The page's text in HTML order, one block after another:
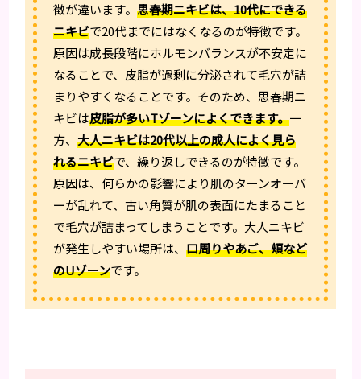
徴が違います。思春期ニキビは、10代にできる
ニキビで20代までにはなくなるのが特徴です。
原因は成長段階にホルモンバランスが不安定に
なることで、皮脂が過剰に分泌されて毛穴が詰
まりやすくなることです。そのため、思春期ニ
キビは皮脂が多いTゾーンによくできます。一
方、大人ニキビは20代以上の成人によく見ら
れるニキビで、繰り返しできるのが特徴です。
原因は、何らかの影響により肌のターンオーバ
ーが乱れて、古い角質が肌の表面にたまること
で毛穴が詰まってしまうことです。大人ニキビ
が発生しやすい場所は、口周りやあご、頬など
のUゾーンです。